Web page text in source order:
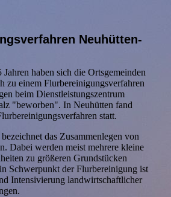
Neuhütten-
haben sich die Ortsgemeinden
zu einem Flurbereinigungsverfahren
beim Dienstleistungszentrum
"beworben". In Neuhütten fand
statt.
das Zusammenlegen von
Dabei werden meist mehrere kleine
zu größeren Grundstücken
Schwerpunkt der Flurbereinigung ist
Intensivierung landwirtschaftlicher